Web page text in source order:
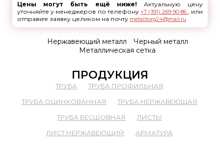
Цены могут быть ещё ниже! Актуальную цену
уточняйте у менеджеров по телефону +7 (391) 269-90-86 , или
отправьте заявку целиком на почту metalltorg24@mail.ru
Нержавеющий металл
Черный металл
Металлическая сетка
ПРОДУКЦИЯ
ТРУБА
ТРУБА ПРОФИЛЬНАЯ
ТРУБА ОЦИНКОВАННАЯ
ТРУБА НЕРЖАВЕЮЩАЯ
ТРУБА БЕСШОВНАЯ
ЛИСТЫ
ЛИСТ НЕРЖАВЕЮЩИЙ
АРМАТУРА